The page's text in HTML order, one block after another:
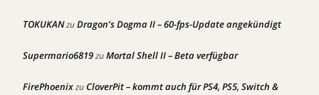
TOKUKANzuDragon’s Dogma II – 60-fps-Update angekündigt
Supermario6819zuMortal Shell II – Beta verfügbar
FirePhoenixzuCloverPit – kommt auch für PS4, PS5, Switch &